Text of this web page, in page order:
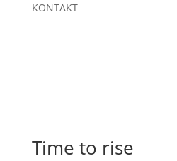
KONTAKT
Time to rise